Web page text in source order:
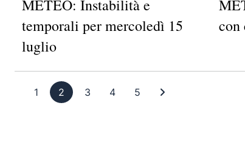
METEO: Instabilità e
temporali per mercoledì 15
luglio
con
1 Pagina 1
2 Pagina 2
3 Pagina 3
4Pagina 4
5 Pagina 5